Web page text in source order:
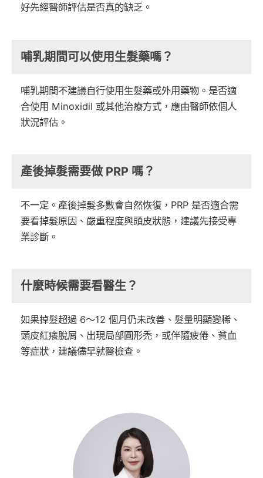
好先經醫師評估是否真的缺乏。
哺乳期間可以使用生髮藥嗎？
哺乳期間不建議自行使用生髮藥或外用藥物。是否適
合使用 Minoxidil 或其他治療方式，應由醫師依個人
狀況評估。
產後掉髮需要做 PRP 嗎？
不一定。產後掉髮多數會自然恢復，PRP 是否適合需
要看掉髮原因、嚴重程度與頭皮狀態，建議先接受專
業診斷。
什麼時候需要看醫生？
如果掉髮超過 6～12 個月仍未改善、髮量明顯變稀、
頭皮紅癢脫屑、出現局部圓形禿，或伴隨疲倦、貧血
等症狀，建議儘早就醫檢查。